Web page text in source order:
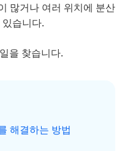
많거나 여러 위치에 분산
습니다.
을 찾습니다.
해결하는 방법